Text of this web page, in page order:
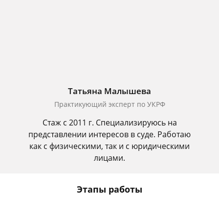
Татьяна Малышева
Практикующий эксперт по УКРФ
Стаж с 2011 г. Специализируюсь на
представлении интересов в суде. Работаю
как с физическими, так и с юридическими
лицами.
Этапы работы